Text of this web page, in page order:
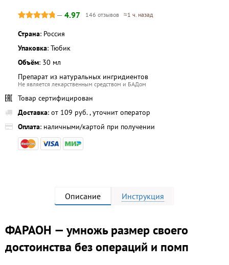
— 4.97 146 отзывов ≈1 ч. назад
Страна: Россия
Упаковка: Тюбик
Объём: 30 мл
Препарат из натуральных ингридиентов
Не является лекарственным средством и БАДом
Товар сертифицирован
Доставка: от 109 руб. , уточнит оператор
Оплата: наличными/картой при получении
Описание Инструкция
ФАРАОН — умножь размер своего
достоинства без операций и помп